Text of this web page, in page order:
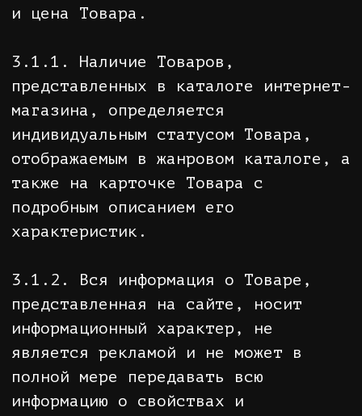
об адресе (месте нахождения)
Продавца, о месте изготовления
наименовании (наименовании)
приобретения товара, о его
доставке, сроке службы, сроке
годности и гарантийном сроке, о
порядке оплаты товара.
3.2.2. В момент доставки товара
Покупателю ему дополнительно в
письменной форме предоставляется
следующая информация о Товаре:
установленное законодательством
Российской Федерации о техническом
регулировании и свидетельствующее
об обязательном подтверждении
соответствия товара действующим
нормам;
• сведения об основных
потребительских свойствах товаров